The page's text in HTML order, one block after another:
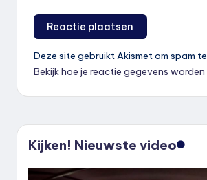
Deze site gebruikt Akismet om spam
Bekijk hoe je reactie gegevens
Kijken! Nieuwste video